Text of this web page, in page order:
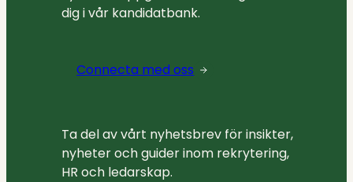
dig i vår kandidatbank.
Connecta med oss
Ta del av vårt nyhetsbrev för insikter,
nyheter och guider inom rekrytering,
HR och ledarskap.